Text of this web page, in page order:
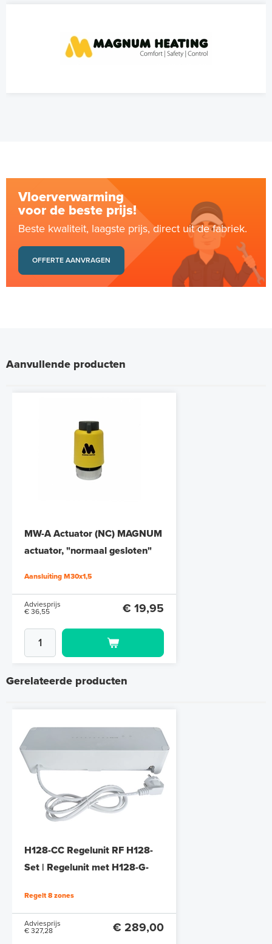
Vloerverwarming
voor de beste prijs!
Beste kwaliteit, laagste prijs, direct uit de fabriek.
OFFERTE AANVRAGEN
Aanvullende producten
MW-A Actuator (NC) MAGNUM
actuator, "normaal gesloten"
Aansluiting M30x1,5
Adviesprijs
€ 36,55
€ 19,95
Gerelateerde producten
H128-CC Regelunit RF H128-
Set | Regelunit met H128-G-
Regelt 8 zones
Adviesprijs
€ 327,28
€ 289,00